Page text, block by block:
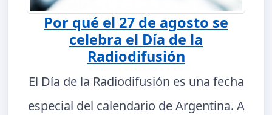
Por qué el 27 de agosto se
celebra el Día de la
Radiodifusión
El Día de la Radiodifusión es una fecha
especial del calendario de Argentina. A